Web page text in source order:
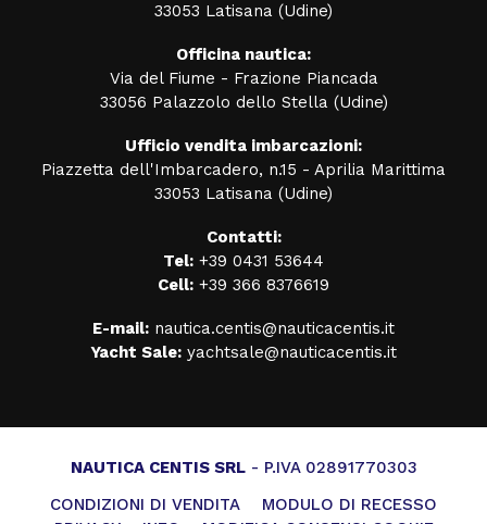
33053 Latisana (Udine)
Officina nautica:
Via del Fiume - Frazione Piancada
33056 Palazzolo dello Stella (Udine)
Ufficio vendita imbarcazioni:
Piazzetta dell'Imbarcadero, n.15 - Aprilia Marittima
33053 Latisana (Udine)
Contatti:
Tel: +39 0431 53644
Cell: +39 366 8376619
E-mail: nautica.centis@nauticacentis.it
Yacht Sale: yachtsale@nauticacentis.it
NAUTICA CENTIS SRL- P.IVA 02891770303
CONDIZIONI DI VENDITA
MODULO DI RECESSO